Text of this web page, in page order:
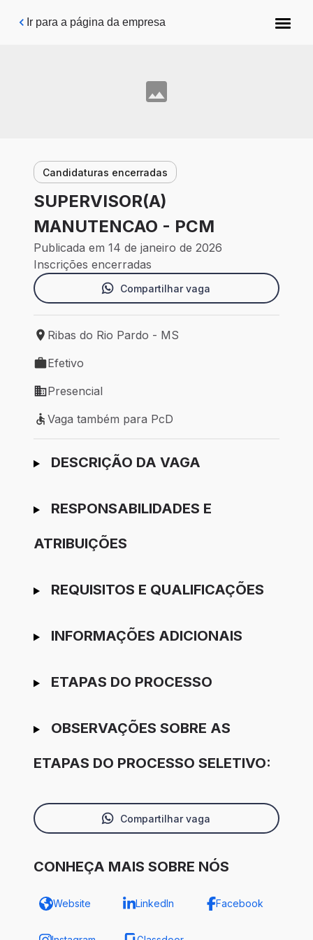
Pular para o conteúdo principal
Ir para a página da empresa
Candidaturas encerradas
SUPERVISOR(A)
MANUTENCAO - PCM
Publicada em 14 de janeiro de 2026
Inscrições encerradas
Compartilhar vaga
Local de trabalho: Ribas do Rio Pardo - MS
Ribas do Rio Pardo - MS
Tipo de vaga: Efetivo
Efetivo
Modelo de trabalho: Presencial
Presencial
Vaga também para PcD
Vaga também para PcD
Ir para candidatura
DESCRIÇÃO DA VAGA
RESPONSABILIDADES E
ATRIBUIÇÕES
REQUISITOS E QUALIFICAÇÕES
INFORMAÇÕES ADICIONAIS
ETAPAS DO PROCESSO
OBSERVAÇÕES SOBRE AS
ETAPAS DO PROCESSO SELETIVO:
Compartilhar vaga
CONHEÇA MAIS SOBRE NÓS
Website LinkedIn Facebook